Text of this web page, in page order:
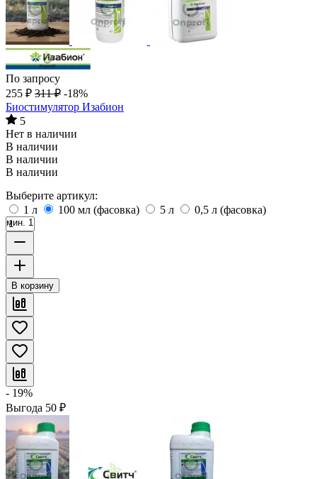
По запросу
255 ₽ 311 ₽ -18%
Биостимулятор Изабион
5
Нет в наличии
В наличии
В наличии
В наличии
Выберите артикул:
1 л
100 мл (фасовка) 5 л 0,5 л (фасовка)
мин. 1
В корзину
- 19%
Выгода 50 ₽